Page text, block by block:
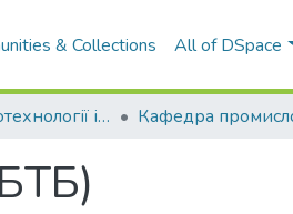
& Collections All of DSpace
Факультет біотехнології і біотехніки (ФБТ)